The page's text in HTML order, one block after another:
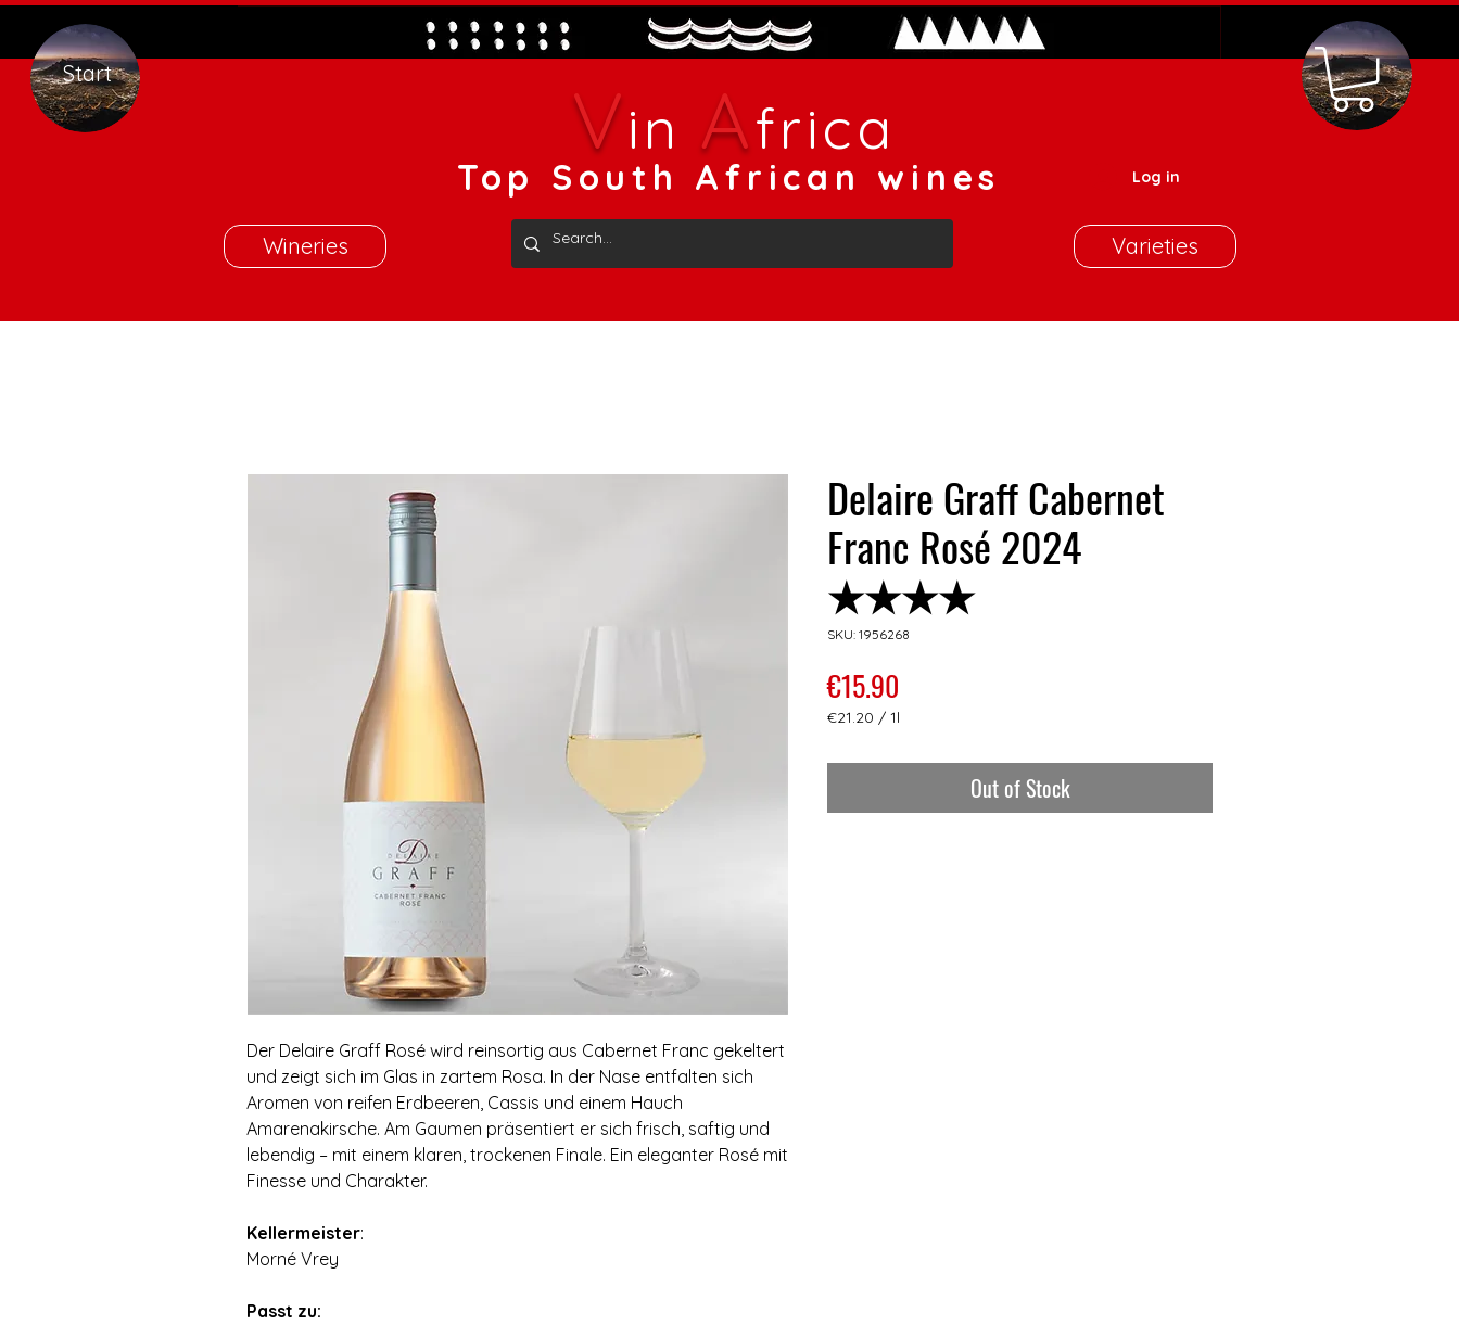
Start
Wineries
Vin Africa
Top South African wines Log in
Varieties
Der Delaire Graff Rosé wird reinsortig aus Cabernet Franc gekeltert
und zeigt sich im Glas in zartem Rosa. In der Nase entfalten sich
Aromen von reifen Erdbeeren‚ Cassis und einem Hauch
Amarenakirsche. Am Gaumen präsentiert er sich frisch‚ saftig und
lebendig – mit einem klaren‚ trockenen Finale. Ein eleganter Rosé mit
Finesse und Charakter.
Kellermeister:
Morné Vrey
Passt zu:
Delaire Graff Cabernet
Franc Rosé 2024
★★★★
SKU: 1956268
€15.90
€21.20 / 1l
per
Out of Stock